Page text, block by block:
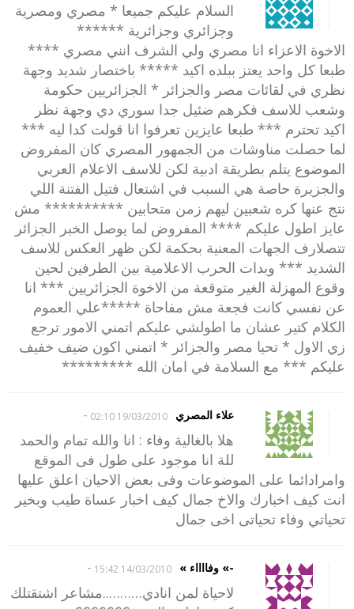
السلام عليكم جميعا * مصري ومصرية
وجزائري وجزائرية ******
الاخوة الاعزاء انا مصري ولي الشرف انني مصري ****
طبعا كل واحد يعتز ببلده اكيد ***** باختصار شديد وجهة
نظري في لقائات مصر والجزائر * الجزائريين حكومة
وشعب للاسف فكرهم ضئيل جدا سوري دي وجهة نظر
اكيد تحترم *** طبعا عايزين تعرفوا انا قولت كدا ليه ***
لما حصلت مناوشات من الجمهور المصري كان المفروض
الموضوع يتلم بطريقة ادبية لكن للاسف الاعلام العربي
والجزيرة حاصة هي السبب في اشتعال فتيل الفتنة اللي
نتج عنها كره شعبين ليهم زمن متحابين ********** مش
عايز اطول عليكم **** المفروض لما يوصل الخبر الجزائر
تتصلارف الجهات المعنية بحكمة لكن ظهر العكس للاسف
الشديد *** وبدات الحرب الاعلامية بين الطرفين لحين
وقوع المهزلة الغير متوقعة من الاخوة الجزائريين *** انا
عن نفسي كانت فجعة مش مفاحاة *****علي العموم
الكلام كتير عشان ما اطولشي عليكم اتمني الامور ترجع
زي الاول * تحيا مصر والجزائر * اتمني اكون ضيف خفيف
عليكم *** مع السلامة في امان الله *********
علاء المصري 19/03/2010 02:10
-
هلا بالغالية وفاء : انا والله تمام والحمد
للة انا موجود على طول فى الموقع
وامرادائما على الموضوعات وفى بعض الاحيان اعلق عليها
انت كيف اخبارك والاخ جمال كيف اخبار عساة طيب وبخير
تحياتي وفاء تحياتى اخى جمال
-» وفااااء » 14/03/2010 15:42
-
لاحياة لمن انادي………..مشاعر اشتقتلك